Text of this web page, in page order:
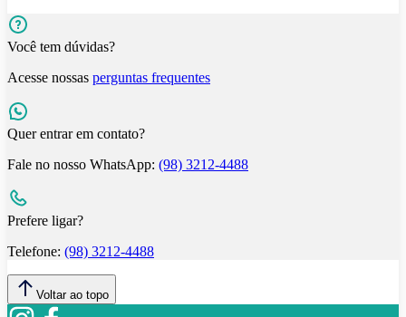
Você tem dúvidas?
Acesse nossas perguntas frequentes
Quer entrar em contato?
Fale no nosso WhatsApp: (98) 3212-4488
Prefere ligar?
Telefone: (98) 3212-4488
Voltar ao topo